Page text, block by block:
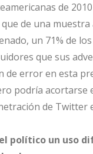
de
de una muestra
un 71% de
que sus
de error en esta
podría acortarse
de Twitter
político un uso